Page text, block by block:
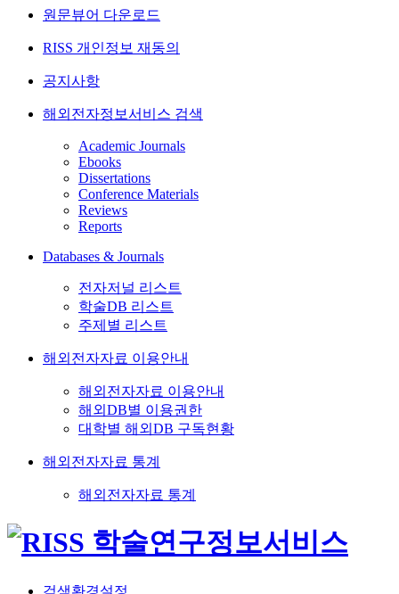
원문뷰어 다운로드
RISS 개인정보 재동의
공지사항
해외전자정보서비스 검색
Academic Journals
Ebooks
Dissertations
Conference Materials
Reviews
Reports
Databases & Journals
전자저널 리스트
학술DB 리스트
주제별 리스트
해외전자자료 이용안내
해외전자자료 이용안내
해외DB별 이용권한
대학별 해외DB 구독현황
해외전자자료 통계
해외전자자료 통계
검색환경설정